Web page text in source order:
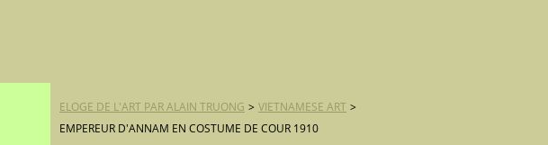
ELOGE DE L'ART PAR ALAIN TRUONG > VIETNAMESE ART >
EMPEREUR D'ANNAM EN COSTUME DE COUR 1910